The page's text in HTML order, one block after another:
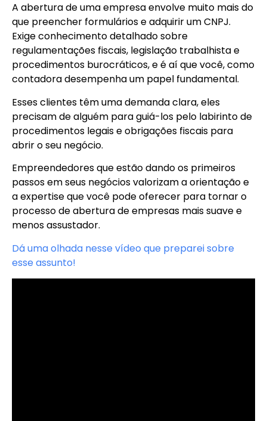
A abertura de uma empresa envolve muito mais do
que preencher formulários e adquirir um CNPJ.
Exige conhecimento detalhado sobre
regulamentações fiscais, legislação trabalhista e
procedimentos burocráticos, e é aí que você, como
contadora desempenha um papel fundamental.
Esses clientes têm uma demanda clara, eles
precisam de alguém para guiá-los pelo labirinto de
procedimentos legais e obrigações fiscais para
abrir o seu negócio.
Empreendedores que estão dando os primeiros
passos em seus negócios valorizam a orientação e
a expertise que você pode oferecer para tornar o
processo de abertura de empresas mais suave e
menos assustador.
Dá uma olhada nesse vídeo que preparei sobre
esse assunto!